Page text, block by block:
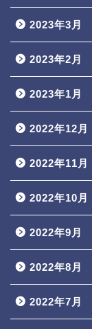
2023年3月
2023年2月
2023年1月
2022年12月
2022年11月
2022年10月
2022年9月
2022年8月
2022年7月